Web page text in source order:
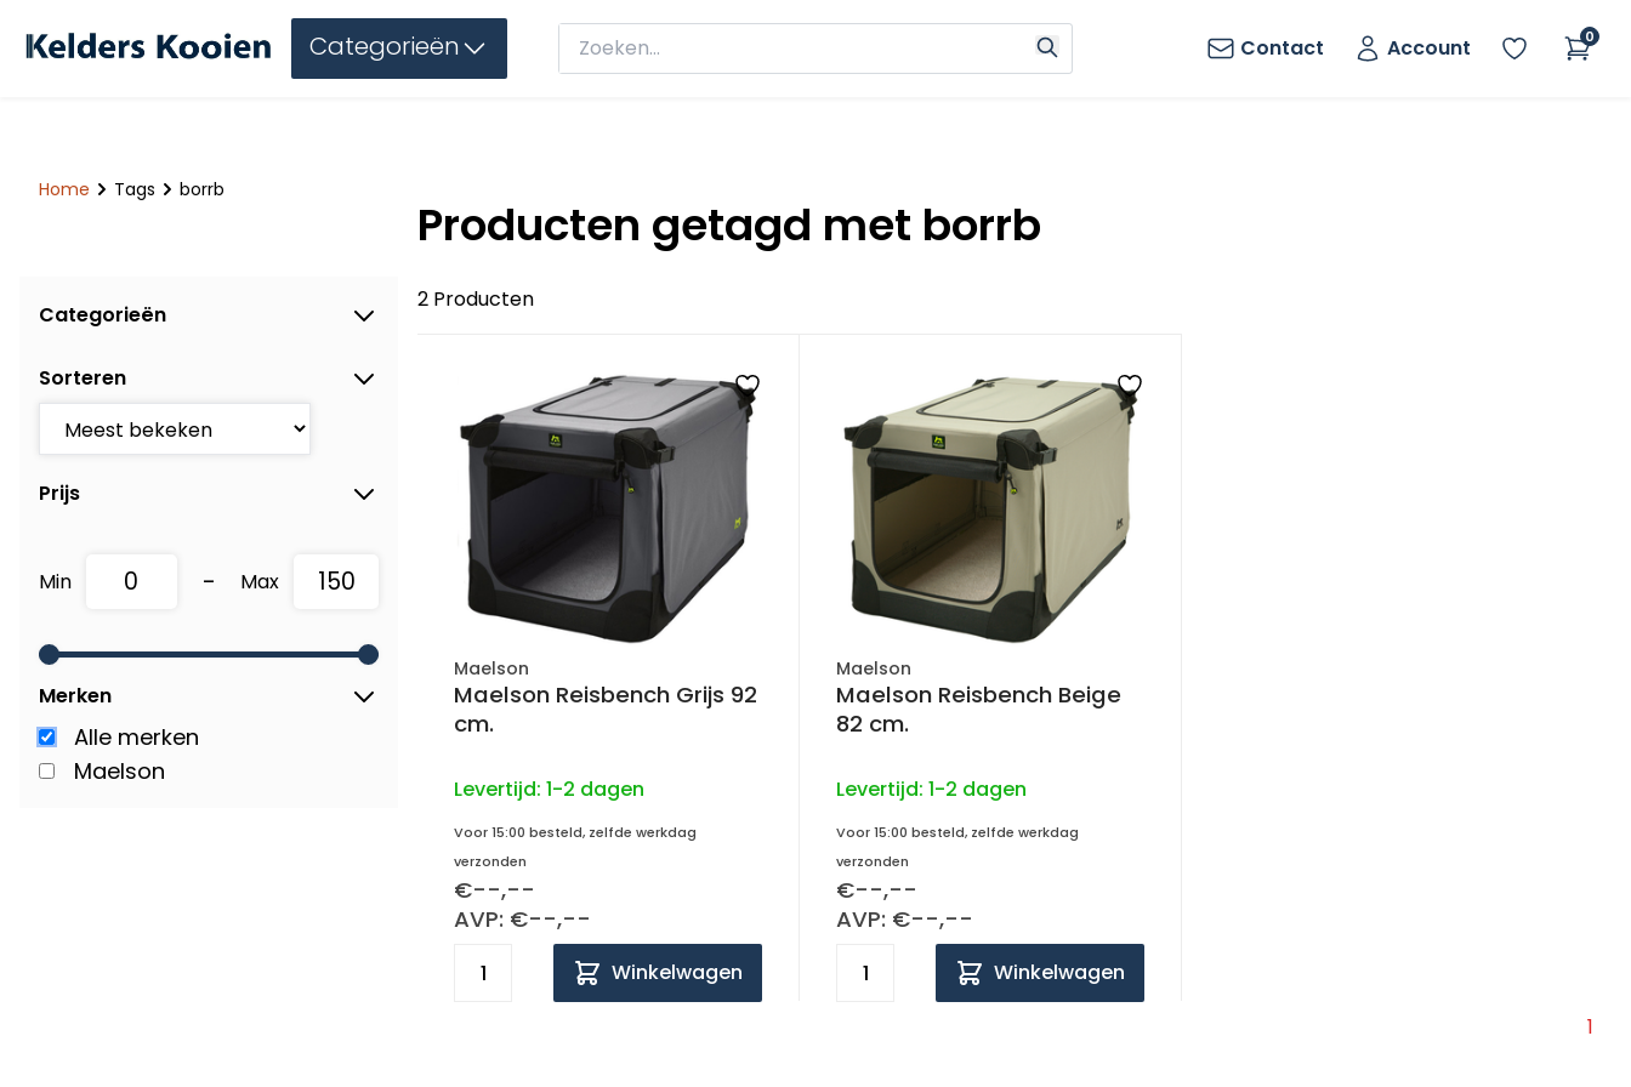
Categorieën Contact Account 0
Home Tags borrb
Categorieën
Sorteren
Prijs
Min - Max
Merken
Alle merken
Maelson
Producten getagd met borrb
2 Producten
Maelson
Maelson Reisbench Grijs 92
cm.
Levertijd: 1-2 dagen
Voor 15:00 besteld, zelfde werkdag
verzonden
€--,--
AVP: €--,--
Winkelwagen
Maelson
Maelson Reisbench Beige
82 cm.
Levertijd: 1-2 dagen
Voor 15:00 besteld, zelfde werkdag
verzonden
€--,--
AVP: €--,--
Winkelwagen
1